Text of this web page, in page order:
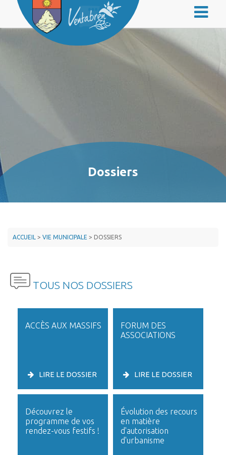
Dossiers
ACCUEIL > VIE MUNICIPALE > DOSSIERS
TOUS NOS DOSSIERS
ACCÈS AUX MASSIFS
LIRE LE DOSSIER
FORUM DES
ASSOCIATIONS
LIRE LE DOSSIER
Découvrez le
programme de vos
rendez-vous festifs !
Évolution des recours
en matière
d'autorisation
d'urbanisme